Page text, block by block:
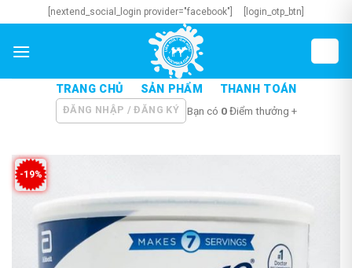
to
content
[nextend_social_login provider="facebook"] [login_otp_btn]
TRANG CHỦ SẢN PHẨM THANH TOÁN
ĐĂNG NHẬP / ĐĂNG KÝ Bạn có 0Điểm thưởng +
-19%